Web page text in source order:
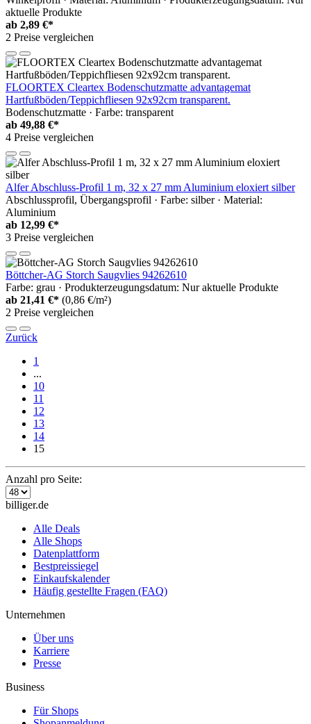
aktuelle Produkte
ab 2,89 €*
2 Preise vergleichen
FLOORTEX Cleartex Bodenschutzmatte advantagemat
Hartfußböden/Teppichfliesen 92x92cm transparent.
Bodenschutzmatte · Farbe: transparent
ab 49,88 €*
4 Preise vergleichen
Alfer Abschluss-Profil 1 m, 32 x 27 mm Aluminium eloxiert silber
Abschlussprofil, Übergangsprofil · Farbe: silber · Material:
Aluminium
ab 12,99 €*
3 Preise vergleichen
Böttcher-AG Storch Saugvlies 94262610
Farbe: grau · Produkterzeugungsdatum: Nur aktuelle Produkte
ab 21,41 €* (0,86 €/m²)
2 Preise vergleichen
Zurück
1
...
10
11
12
13
14
15
Anzahl pro Seite:
billiger.de
Alle Deals
Alle Shops
Datenplattform
Bestpreissiegel
Einkaufskalender
Häufig gestellte Fragen (FAQ)
Unternehmen
Über uns
Karriere
Presse
Business
Für Shops